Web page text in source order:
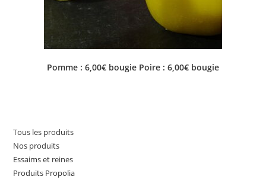
Pomme : 6,00€ bougie Poire : 6,00€ bougie
Tous les produits
Nos produits
Essaims et reines
Produits Propolia